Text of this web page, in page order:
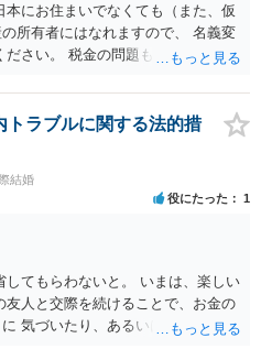
にお住まいでなくても（また、仮
所有者にはなれますので、 名義変
さい。 税金の問題もありますの
弁護士に直接相談して、アドバイ
ご参考にしていただければ幸いで
ラブルに関する法的措
結婚
役にたった 1
てもらわないと。 いまは、楽しい
人と交際を続けることで、お金の
気づいたり、あるいは、飽きると